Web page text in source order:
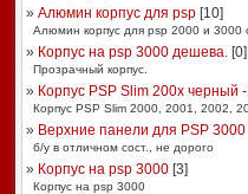
» Алюмин корпус для psp[10]
Алюмин корпус для psp 2000 и 3000
» Корпус на psp 3000 дешева.[0]
Прозрачный корпус.
» Корпус PSP Slim 200x черный
Корпус PSP Slim 2000, 2001, 2002,
» Верхние панели для PSP 3000
б/у в отличном сост., не дорого
» Корпус на psp 3000[3]
Корпус на psp 3000